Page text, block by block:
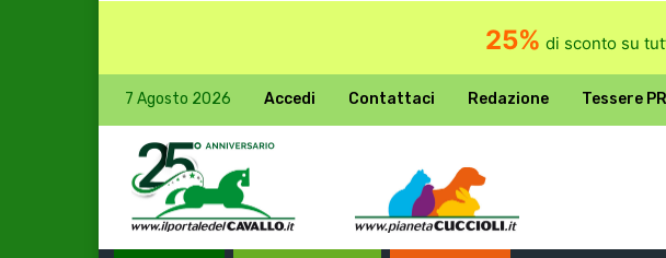
25% di sconto su
7 Agosto 2026 Accedi Contattaci Redazione Tessere